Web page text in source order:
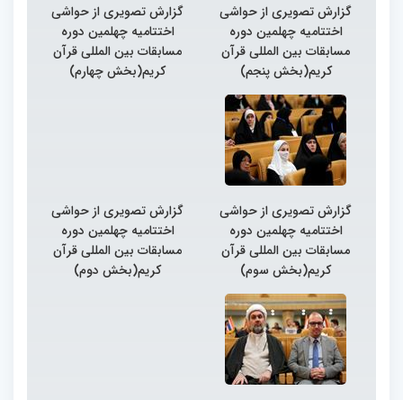
گزارش تصویری از حواشی
اختتامیه چهلمین دوره
مسابقات بین المللی قرآن
کریم(بخش پنجم)
گزارش تصویری از حواشی
اختتامیه چهلمین دوره
مسابقات بین المللی قرآن
کریم(بخش چهارم)
گزارش تصویری از حواشی
اختتامیه چهلمین دوره
مسابقات بین المللی قرآن
کریم(بخش سوم)
گزارش تصویری از حواشی
اختتامیه چهلمین دوره
مسابقات بین المللی قرآن
کریم(بخش دوم)